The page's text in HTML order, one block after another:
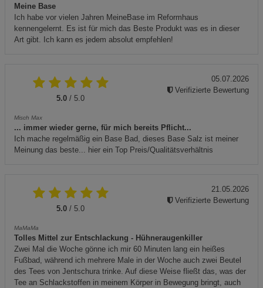
Meine Base
Ich habe vor vielen Jahren MeineBase im Reformhaus
kennengelernt. Es ist für mich das Beste Produkt was es in dieser
Art gibt. Ich kann es jedem absolut empfehlen!
5.0 / 5.0
Misch Max
... immer wieder gerne, für mich bereits Pflicht...
Ich mache regelmäßig ein Base Bad, dieses Base Salz ist meiner
Meinung das beste... hier ein Top Preis/Qualitätsverhältnis
05.07.2026
Verifizierte Bewertung
5.0 / 5.0
MaMaMa
Tolles Mittel zur Entschlackung - Hühneraugenkiller
Zwei Mal die Woche gönne ich mir 60 Minuten lang ein heißes
Fußbad, während ich mehrere Male in der Woche auch zwei Beutel
des Tees von Jentschura trinke. Auf diese Weise fließt das, was der
Tee an Schlackstoffen in meinem Körper in Bewegung bringt, auch
21.05.2026
Verifizierte Bewertung